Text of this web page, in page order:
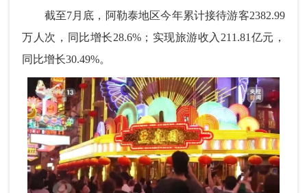
截至7月底，阿勒泰地区今年累计接待游客2382.99
万人次，同比增长28.6%；实现旅游收入211.81亿元，
同比增长30.49%。